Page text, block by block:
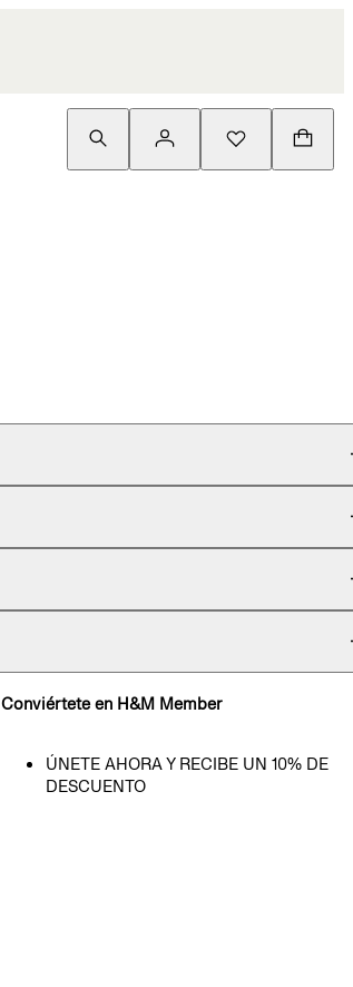
Conviértete en H&M Member
ÚNETE AHORA Y RECIBE UN 10% DE
DESCUENTO